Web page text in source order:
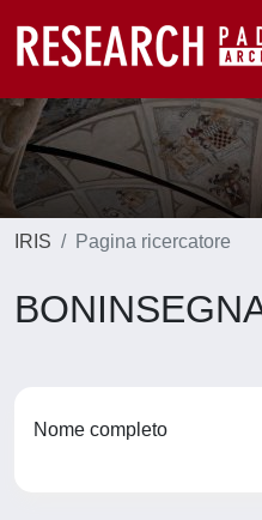
IRIS Pagina ricercatore
Nome completo